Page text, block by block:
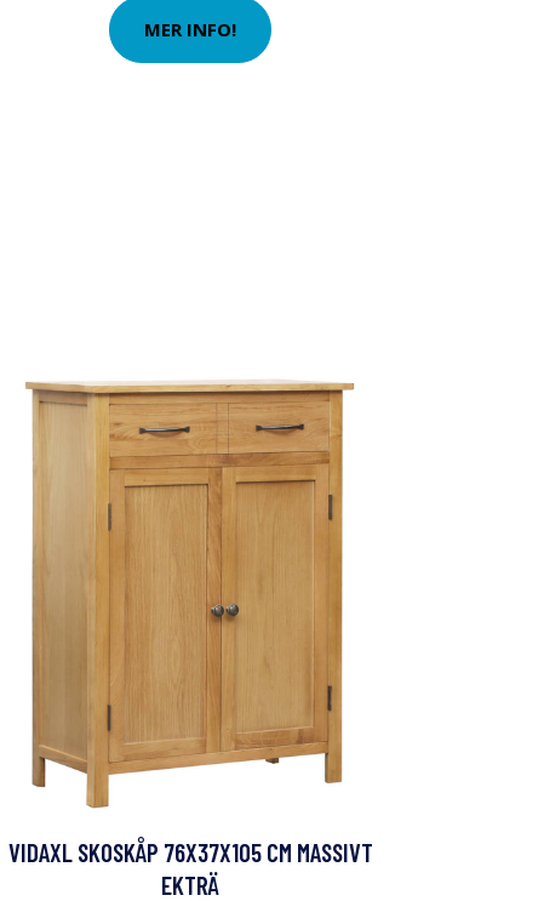
MER INFO!
VIDAXL SKOSKÅP 76X37X105 CM MASSIVT
EKTRÄ